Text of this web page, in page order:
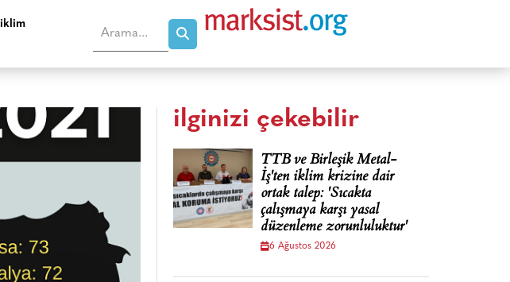
i̇klim
ilginizi çekebilir
TTB ve Birleşik Metal-
İş'ten iklim krizine dair
ortak talep: 'Sıcakta
çalışmaya karşı yasal
düzenleme zorunluluktur'
6 Ağustos 2026